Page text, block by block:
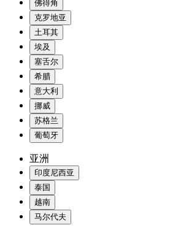
佛得角
克罗地亚
土耳其
埃及
塞舌尔
希腊
意大利
挪威
苏格兰
葡萄牙
亚洲
印度尼西亚
泰国
越南
马尔代夫